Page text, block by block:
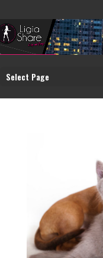
Select Page